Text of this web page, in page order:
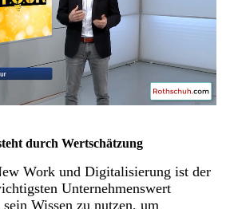
durch Wertschätzung
Work und Digitalisierung ist der
Unternehmenswert
Wissen zu nutzen, um